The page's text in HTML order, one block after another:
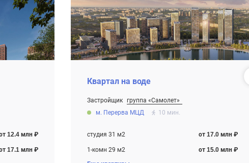
12.4 млн ₽
17.1 млн ₽
Квартал на воде
Застройщик
группа «Самолет»
Строится , есть сданные корпуса
м. Перерва МЦД 10 мин.
студия 31 м2 от 17.0 млн ₽
1-комн 29 м2 от 15.0 млн ₽